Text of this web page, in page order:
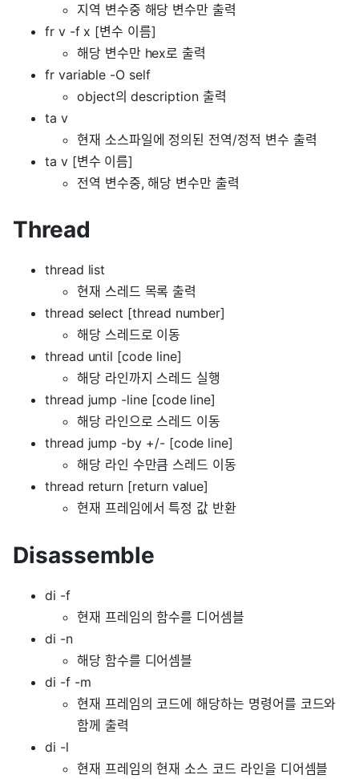
지역 변수중 해당 변수만 출력
fr v -f x [변수 이름]
해당 변수만 hex로 출력
fr variable -O self
object의 description 출력
ta v
현재 소스파일에 정의된 전역/정적 변수 출력
ta v [변수 이름]
전역 변수중, 해당 변수만 출력
Thread
thread list
현재 스레드 목록 출력
thread select [thread number]
해당 스레드로 이동
thread until [code line]
해당 라인까지 스레드 실행
thread jump -line [code line]
해당 라인으로 스레드 이동
thread jump -by +/- [code line]
해당 라인 수만큼 스레드 이동
thread return [return value]
현재 프레임에서 특정 값 반환
Disassemble
di -f
현재 프레임의 함수를 디어셈블
di -n
해당 함수를 디어셈블
di -f -m
현재 프레임의 코드에 해당하는 명령어를 코드와
함께 출력
di -l
현재 프레임의 현재 소스 코드 라인을 디어셈블